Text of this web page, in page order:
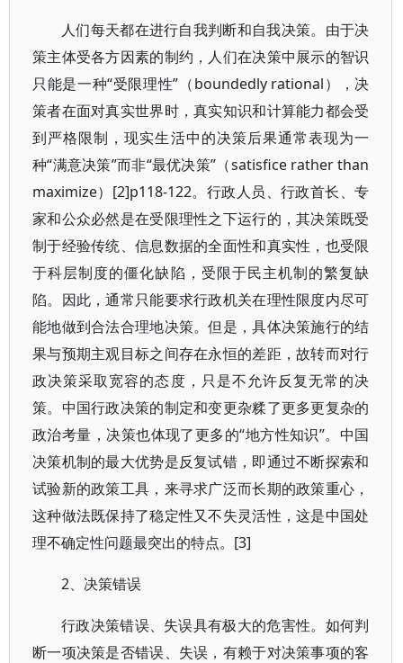
人们每天都在进行自我判断和自我决策。由于决
策主体受各方因素的制约，人们在决策中展示的智识
只能是一种“受限理性”（boundedly rational），决
策者在面对真实世界时，真实知识和计算能力都会受
到严格限制，现实生活中的决策后果通常表现为一
种“满意决策”而非“最优决策”（satisfice rather than
maximize）[2]p118-122。行政人员、行政首长、专
家和公众必然是在受限理性之下运行的，其决策既受
制于经验传统、信息数据的全面性和真实性，也受限
于科层制度的僵化缺陷，受限于民主机制的繁复缺
陷。因此，通常只能要求行政机关在理性限度内尽可
能地做到合法合理地决策。但是，具体决策施行的结
果与预期主观目标之间存在永恒的差距，故转而对行
政决策采取宽容的态度，只是不允许反复无常的决
策。中国行政决策的制定和变更杂糅了更多更复杂的
政治考量，决策也体现了更多的“地方性知识”。中国
决策机制的最大优势是反复试错，即通过不断探索和
试验新的政策工具，来寻求广泛而长期的政策重心，
这种做法既保持了稳定性又不失灵活性，这是中国处
理不确定性问题最突出的特点。[3]
2、决策错误
行政决策错误、失误具有极大的危害性。如何判
断一项决策是否错误、失误，有赖于对决策事项的客